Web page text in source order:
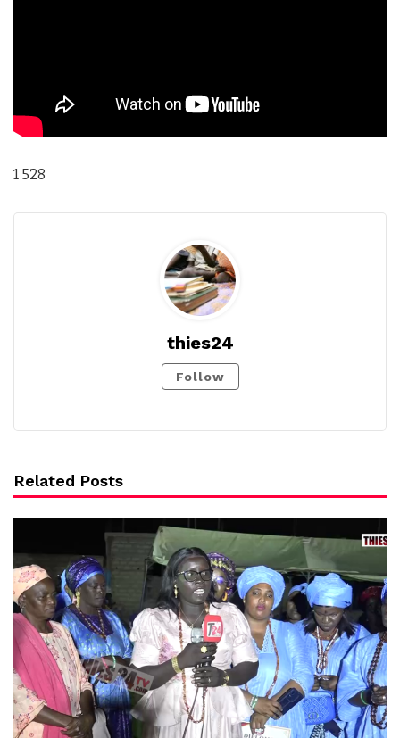
1 528
thies24
Follow
Related Posts